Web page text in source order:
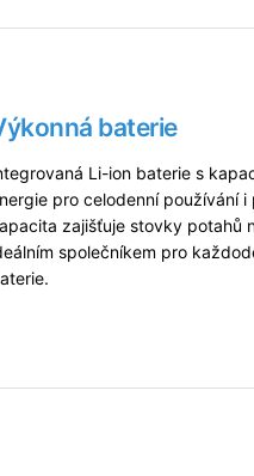
baterie
Li-ion baterie s
pro celodenní používání
zajišťuje stovky potahů
společníkem pro